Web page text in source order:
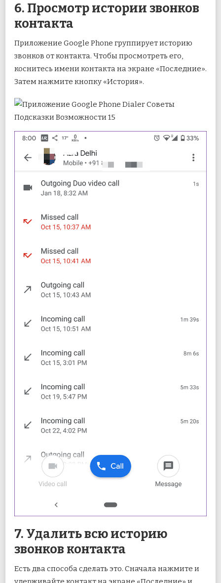
6. Просмотр истории звонков
контакта
Приложение Google Phone группирует историю
звонков от контакта. Чтобы просмотреть его,
коснитесь имени контакта на экране «Последние».
Затем нажмите кнопку «История».
7. Удалить всю историю
звонков контакта
Есть два способа сделать это. Сначала нажмите и